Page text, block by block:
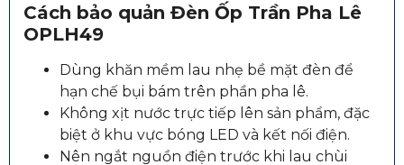
Cách bảo quản Đèn Ốp Trần Pha Lê
OPLH49
Dùng khăn mềm lau nhẹ bề mặt đèn để
hạn chế bụi bám trên phần pha lê.
Không xịt nước trực tiếp lên sản phẩm, đặc
biệt ở khu vực bóng LED và kết nối điện.
Nên ngắt nguồn điện trước khi lau chùi